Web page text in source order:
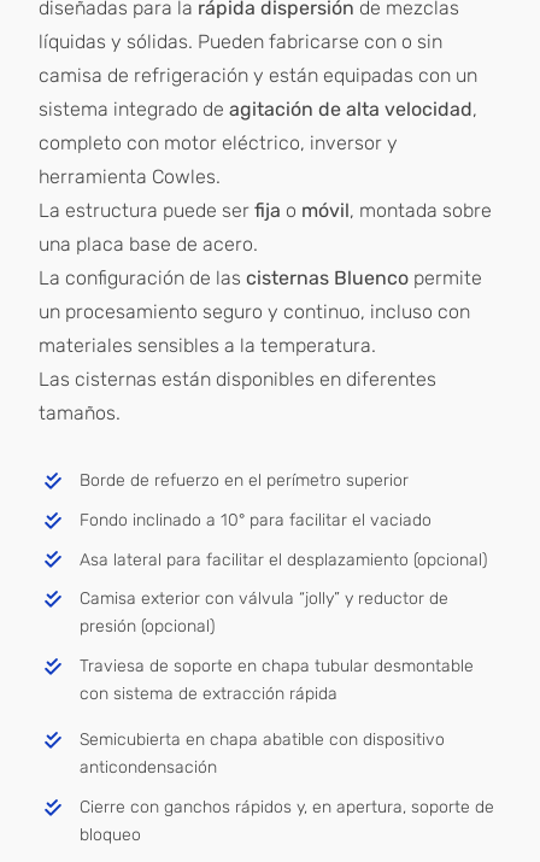
Contactos
Italiano
English
Español
diseñadas para la rápida dispersión de mezclas
líquidas y sólidas. Pueden fabricarse con o sin
camisa de refrigeración y están equipadas con un
sistema integrado de agitación de alta velocidad,
completo con motor eléctrico, inversor y
herramienta Cowles.
La estructura puede ser fija o móvil, montada sobre
una placa base de acero.
La configuración de las cisternas Bluencopermite
un procesamiento seguro y continuo, incluso con
materiales sensibles a la temperatura.
Las cisternas están disponibles en diferentes
tamaños.
Borde de refuerzo en el perímetro superior
Fondo inclinado a 10° para facilitar el vaciado
Asa lateral para facilitar el desplazamiento (opcional)
Camisa exterior con válvula “jolly” y reductor de
presión (opcional)
Traviesa de soporte en chapa tubular desmontable
con sistema de extracción rápida
Semicubierta en chapa abatible con dispositivo
anticondensación
Cierre con ganchos rápidos y, en apertura, soporte de
bloqueo